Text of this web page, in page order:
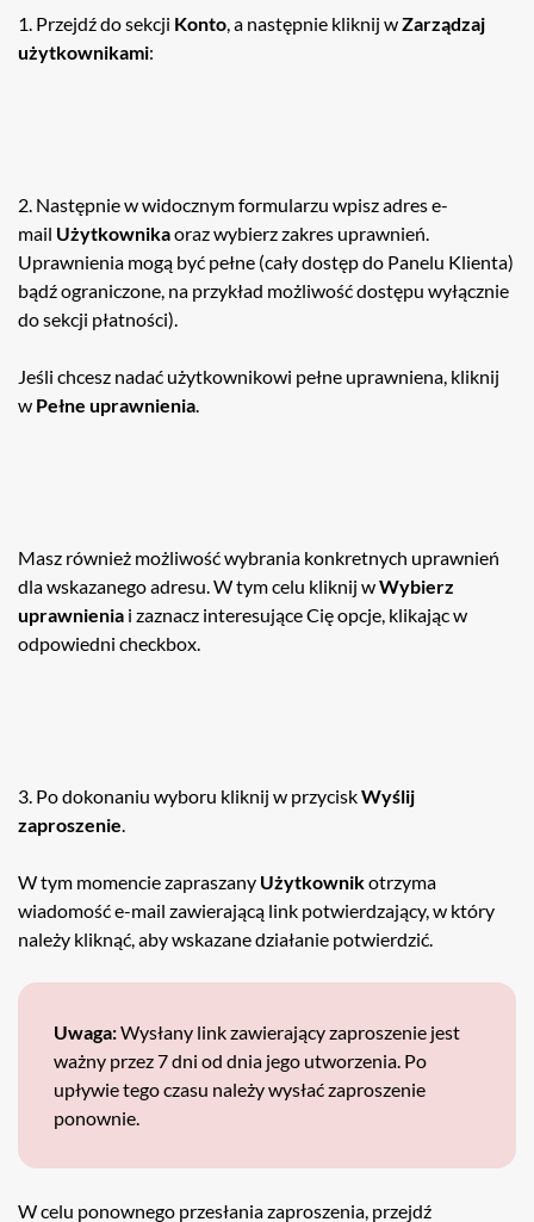
1. Przejdź do sekcji Konto, a następnie kliknij wZarządzaj
użytkownikami:
2. Następnie w widocznym formularzu wpisz adres e-
mail Użytkownikaoraz wybierz zakres uprawnień.
Uprawnienia mogą być pełne (cały dostęp do Panelu Klienta)
bądź ograniczone, na przykład możliwość dostępu wyłącznie
do sekcji płatności).
Jeśli chcesz nadać użytkownikowi pełne uprawniena, kliknij
w Pełne uprawnienia.
Masz również możliwość wybrania konkretnych uprawnień
dla wskazanego adresu. W tym celu kliknij wWybierz
uprawnienia i zaznacz interesujące Cię opcje, klikając w
odpowiedni checkbox.
3. Po dokonaniu wyboru kliknij w przyciskWyślij
zaproszenie.
W tym momencie zapraszany Użytkownikotrzyma
wiadomość e-mail zawierającą link potwierdzający, w który
należy kliknąć, aby wskazane działanie potwierdzić.
Uwaga:Wysłany link zawierający zaproszenie jest
ważny przez 7 dni od dnia jego utworzenia. Po
upływie tego czasu należy wysłać zaproszenie
ponownie.
W celu ponownego przesłania zaproszenia, przejdź